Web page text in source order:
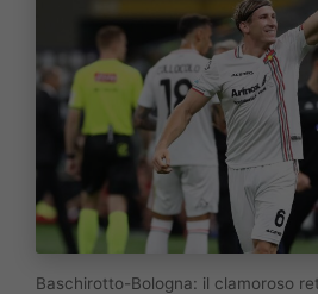
Baschirotto-Bologna: il clamoroso